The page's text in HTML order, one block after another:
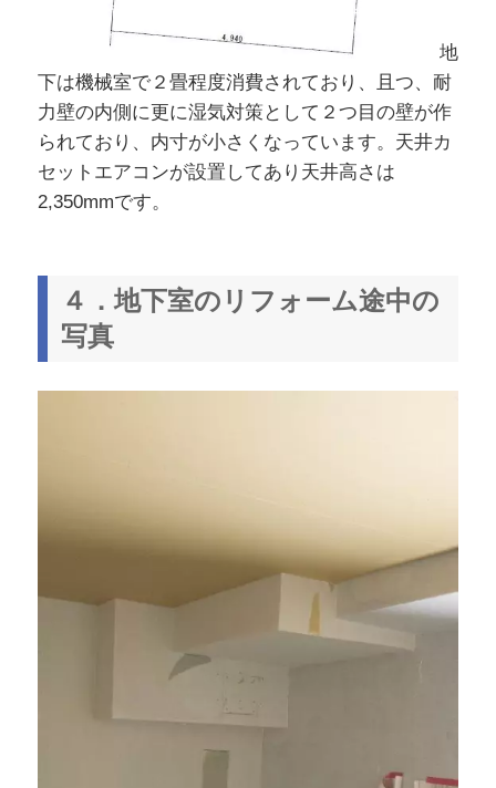
地
下は機械室で２畳程度消費されており、且つ、耐
力壁の内側に更に湿気対策として２つ目の壁が作
られており、内寸が小さくなっています。天井カ
セットエアコンが設置してあり天井高さは
2,350mmです。
４．地下室のリフォーム途中の
写真